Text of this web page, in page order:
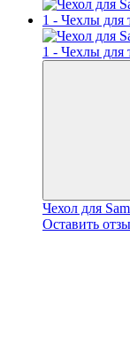
Чехол для
Оставить